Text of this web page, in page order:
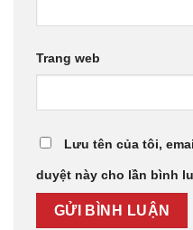
Trang web
Lưu tên của tôi,
duyệt này cho lần bình